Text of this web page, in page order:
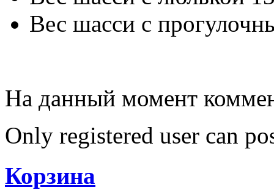
Вес шасси с
На данный момент
Only registered user can
Корзина